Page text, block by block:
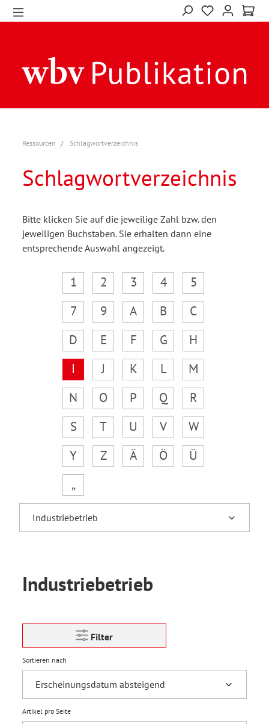
Ressourcen Schlagwortverzeichnis
Schlagwortverzeichnis
Bitte klicken Sie auf die jeweilige Zahl bzw. den
jeweiligen Buchstaben. Sie erhalten dann eine
entsprechende Auswahl angezeigt.
1 2 3 4
5
7
9 A B
C
D
E F G
H
I
J K L
M
N
O P Q
R
S
T U V
W
Y
Z Ä Ö
Ü
„
Industriebetrieb
Filter
Sortieren nach
Artikel pro Seite